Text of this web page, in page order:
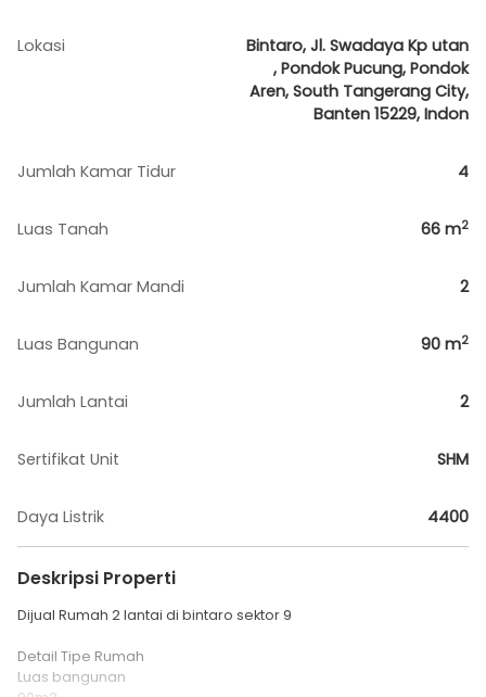
Lokasi
Bintaro, Jl. Swadaya Kp utan
, Pondok Pucung, Pondok
Aren, South Tangerang City,
Banten 15229, Indon
Jumlah Kamar Tidur 4
Luas Tanah 66 m2
Jumlah Kamar Mandi 2
Luas Bangunan 90 m2
Jumlah Lantai 2
Sertifikat Unit SHM
Daya Listrik 4400
Deskripsi Properti
Dijual Rumah 2 lantai di bintaro sektor 9
Detail Tipe Rumah
Luas bangunan